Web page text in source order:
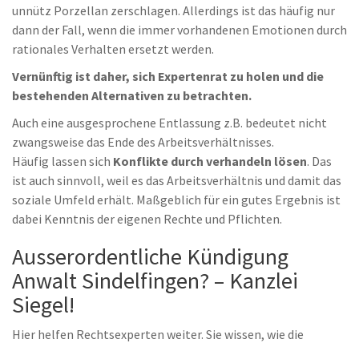
unnütz Porzellan zerschlagen. Allerdings ist das häufig nur
dann der Fall, wenn die immer vorhandenen Emotionen durch
rationales Verhalten ersetzt werden.
Vernünftig ist daher, sich Expertenrat zu holen und die
bestehenden Alternativen zu betrachten.
Auch eine ausgesprochene Entlassung z.B. bedeutet nicht
zwangsweise das Ende des Arbeitsverhältnisses.
Häufig lassen sich Konflikte durch verhandeln lösen. Das
ist auch sinnvoll, weil es das Arbeitsverhältnis und damit das
soziale Umfeld erhält. Maßgeblich für ein gutes Ergebnis ist
dabei Kenntnis der eigenen Rechte und Pflichten.
Ausserordentliche Kündigung
Anwalt Sindelfingen? – Kanzlei
Siegel!
Hier helfen Rechtsexperten weiter. Sie wissen, wie die